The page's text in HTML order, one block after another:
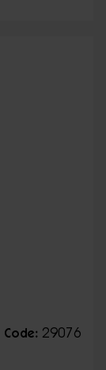
Code: 29076